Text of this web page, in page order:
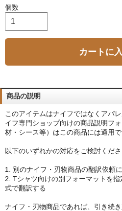
個数
カートに
商品の説明
このアイテムはナイフではなくアパ
イフ専門ショップ向けの商品説明フ
材・シース等）はこの商品には適用で
以下のいずれかの対応をご検討くださ
1. 別のナイフ・刃物商品の翻訳依頼
2. Tシャツ向けの別フォーマットを
式で翻訳する
ナイフ・刃物商品であれば、引き続き